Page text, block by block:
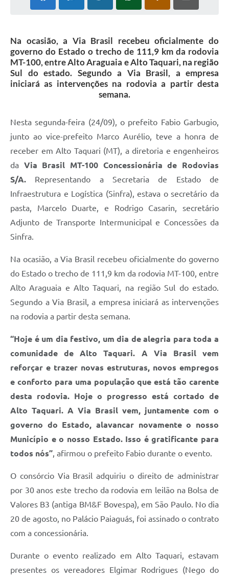
Na ocasião, a Via Brasil recebeu oficialmente do
governo do Estado o trecho de 111,9 km da rodovia
MT-100, entre Alto Araguaia e Alto Taquari, na região
Sul do estado. Segundo a Via Brasil, a empresa
iniciará as intervenções na rodovia a partir desta
semana.
Nesta segunda-feira (24/09), o prefeito Fabio Garbugio,
junto ao vice-prefeito Marco Aurélio, teve a honra de
receber em Alto Taquari (MT), a diretoria e engenheiros
da Via Brasil MT-100 Concessionária de Rodovias
S/A. Representando a Secretaria de Estado de
Infraestrutura e Logística (Sinfra), estava o secretário da
pasta, Marcelo Duarte, e Rodrigo Casarin, secretário
Adjunto de Transporte Intermunicipal e Concessões da
Sinfra.
Na ocasião, a Via Brasil recebeu oficialmente do governo
do Estado o trecho de 111,9 km da rodovia MT-100, entre
Alto Araguaia e Alto Taquari, na região Sul do estado.
Segundo a Via Brasil, a empresa iniciará as intervenções
na rodovia a partir desta semana.
“Hoje é um dia festivo, um dia de alegria para toda a
comunidade de Alto Taquari. A Via Brasil vem
reforçar e trazer novas estruturas, novos empregos
e conforto para uma população que está tão carente
desta rodovia. Hoje o progresso está cortado de
Alto Taquari. A Via Brasil vem, juntamente com o
governo do Estado, alavancar novamente o nosso
Município e o nosso Estado. Isso é gratificante para
todos nós”, afirmou o prefeito Fabio durante o evento.
O consórcio Via Brasil adquiriu o direito de administrar
por 30 anos este trecho da rodovia em leilão na Bolsa de
Valores B3 (antiga BM&F Bovespa), em São Paulo. No dia
20 de agosto, no Palácio Paiaguás, foi assinado o contrato
com a concessionária.
Durante o evento realizado em Alto Taquari, estavam
presentes os vereadores Elgimar Rodrigues (Nego do